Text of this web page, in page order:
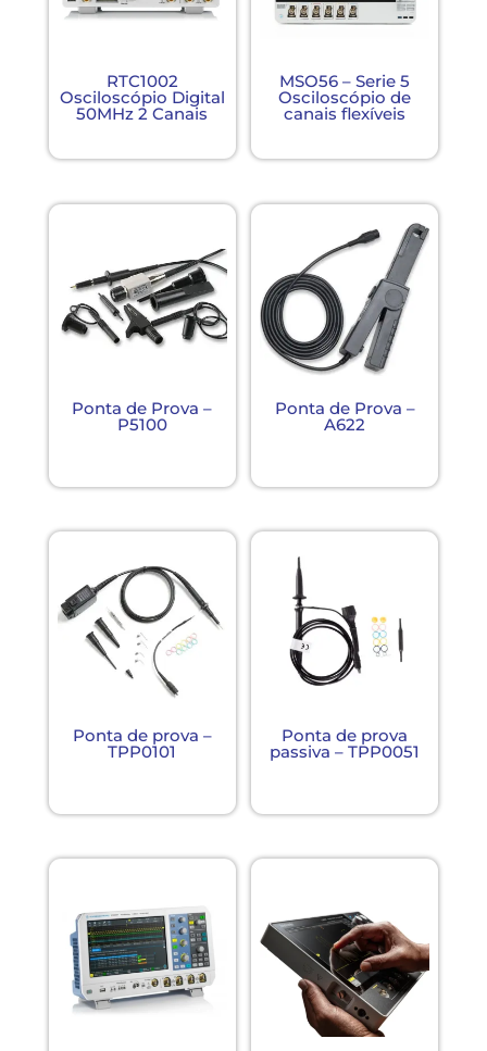
RTC1002
Osciloscópio Digital
50MHz 2 Canais
MSO56 – Serie 5
Osciloscópio de
canais flexíveis
Ponta de Prova –
P5100
Ponta de Prova –
A622
Ponta de prova –
TPP0101
Ponta de prova
passiva – TPP0051